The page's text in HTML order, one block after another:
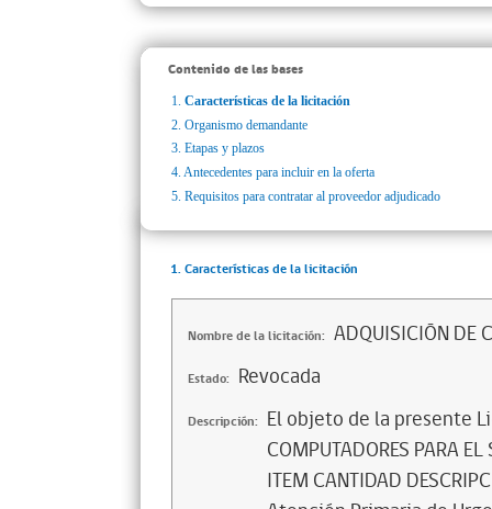
Contenido de las bases
1. Características de la licitación
2. Organismo demandante
3. Etapas y plazos
4. Antecedentes para incluir en la oferta
5. Requisitos para contratar al proveedor adjudicado
1. Características de la licitación
Nombre de la licitación: ADQUISICIÓN DE
Estado: Revocada
Descripción: El objeto de la presente
COMPUTADORES PARA
ITEM CANTIDAD